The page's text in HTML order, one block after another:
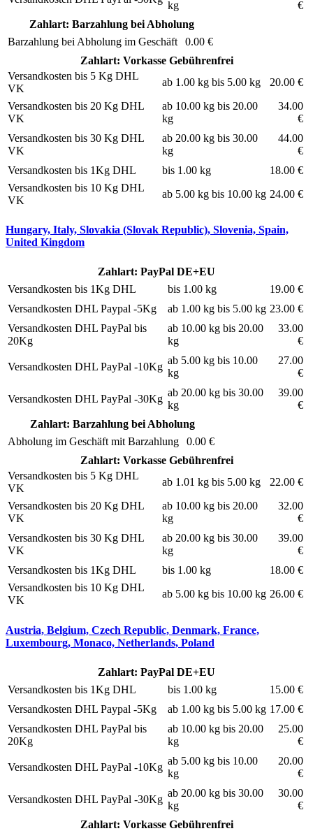
kg
€
Zahlart: Barzahlung bei Abholung
Barzahlung bei Abholung im Geschäft
0.00 €
Zahlart: Vorkasse Gebührenfrei
Versandkosten bis 5 Kg DHL
VK
ab 1.00 kg bis 5.00 kg
20.00 €
Versandkosten bis 20 Kg DHL
VK
ab 10.00 kg bis 20.00
kg
34.00
€
Versandkosten bis 30 Kg DHL
VK
ab 20.00 kg bis 30.00
kg
44.00
€
Versandkosten bis 1Kg DHL
bis 1.00 kg
18.00 €
Versandkosten bis 10 Kg DHL
VK
ab 5.00 kg bis 10.00 kg 24.00 €
Hungary, Italy, Slovakia (Slovak Republic), Slovenia, Spain,
United Kingdom
Zahlart: PayPal DE+EU
Versandkosten bis 1Kg DHL
bis 1.00 kg
19.00 €
Versandkosten DHL Paypal -5Kg
ab 1.00 kg bis 5.00 kg 23.00 €
Versandkosten DHL PayPal bis
20Kg
ab 10.00 kg bis 20.00
kg
33.00
€
Versandkosten DHL PayPal -10Kg
ab 5.00 kg bis 10.00
kg
27.00
€
Versandkosten DHL PayPal -30Kg
ab 20.00 kg bis 30.00
kg
39.00
€
Zahlart: Barzahlung bei Abholung
Abholung im Geschäft mit Barzahlung
0.00 €
Zahlart: Vorkasse Gebührenfrei
Versandkosten bis 5 Kg DHL
VK
ab 1.01 kg bis 5.00 kg
22.00 €
Versandkosten bis 20 Kg DHL
VK
ab 10.00 kg bis 20.00
kg
32.00
€
Versandkosten bis 30 Kg DHL
VK
ab 20.00 kg bis 30.00
kg
39.00
€
Versandkosten bis 1Kg DHL
bis 1.00 kg
18.00 €
Versandkosten bis 10 Kg DHL
VK
ab 5.00 kg bis 10.00 kg 26.00 €
Austria, Belgium, Czech Republic, Denmark, France,
Luxembourg, Monaco, Netherlands, Poland
Zahlart: PayPal DE+EU
Versandkosten bis 1Kg DHL
bis 1.00 kg
15.00 €
Versandkosten DHL Paypal -5Kg
ab 1.00 kg bis 5.00 kg 17.00 €
Versandkosten DHL PayPal bis
20Kg
ab 10.00 kg bis 20.00
kg
25.00
€
Versandkosten DHL PayPal -10Kg
ab 5.00 kg bis 10.00
kg
20.00
€
Versandkosten DHL PayPal -30Kg
ab 20.00 kg bis 30.00
kg
30.00
€
Zahlart: Vorkasse Gebührenfrei